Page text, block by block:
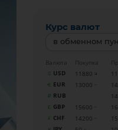
Курс валют
в обменном
Валюта Покупка
USD
11880
EUR
13000
RUB
GBP
15600
CHF
14200